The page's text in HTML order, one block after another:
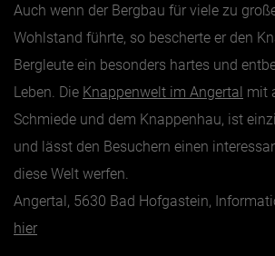
Auch wenn der Bergbau für viele zu
Wohlstand führte, so bescherte er den
Bergleute ein besonders hartes und
Leben. Die Knappenwelt im Angertal mit
Schmiede und dem Knappenhau, ist
und lässt den Besuchern einen
diese Welt werfen.
Angertal, 5630 Bad Hofgastein,
hier